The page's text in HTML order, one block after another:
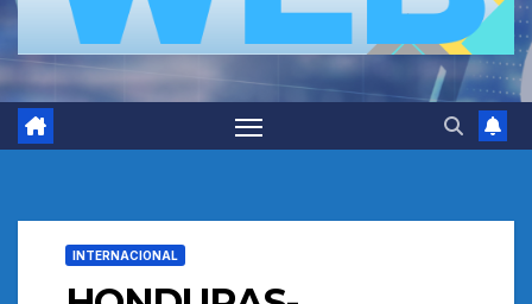
INTERNACIONAL